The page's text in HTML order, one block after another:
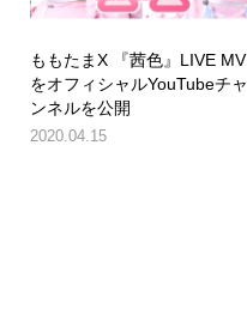
ももたまX 『茜色』LIVE MV
をオフィシャルYouTubeチャ
ンネルを公開
2020.04.15